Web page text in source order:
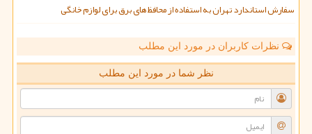
سفارش استاندارد تهران به استفاده از محافظ های برق برای لوازم خانگی
نظرات کاربران در مورد این مطلب
نظر شما در مورد این مطلب